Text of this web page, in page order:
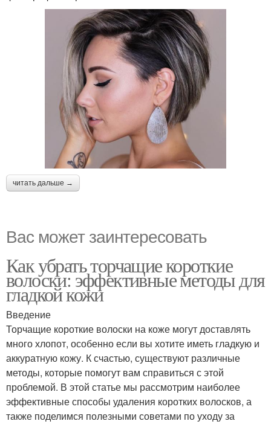
читать дальше →
Вас может заинтересовать
Как убрать торчащие короткие
волоски: эффективные методы для
гладкой кожи
Введение
Торчащие короткие волоски на коже могут доставлять
много хлопот, особенно если вы хотите иметь гладкую и
аккуратную кожу. К счастью, существуют различные
методы, которые помогут вам справиться с этой
проблемой. В этой статье мы рассмотрим наиболее
эффективные способы удаления коротких волосков, а
также поделимся полезными советами по уходу за